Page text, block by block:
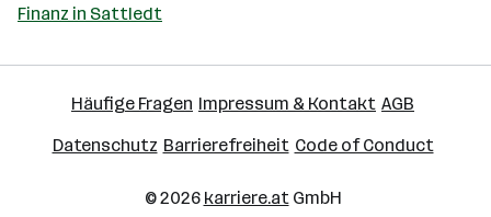
Finanz in Sattledt
Häufige Fragen Impressum & Kontakt AGB
Datenschutz Barrierefreiheit Code of Conduct
© 2026 karriere.atGmbH